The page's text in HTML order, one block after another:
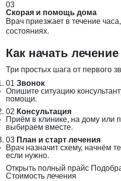
03
Скорая и помощь дома
Врач приезжает в течение
состояниях.
Как начать лечение
Три простых шага от первого
01 Звонок
Опишите ситуацию
помощи.
02 Консультация
Приём в клинике, на дому или
выбираем вместе.
03 План и старт лечения
Врач назначит схему, начнём
если нужно.
Открыть полный прайс
Стоимость лечения